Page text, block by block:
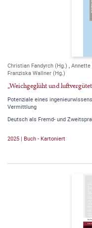
Christian Fandyrch (Hg.) , Annette
Franziska Wallner (Hg.)
„Weichgeglüht und
Potenziale eines
Vermittlung
Deutsch als Fremd- und
2025 | Buch - Kartoniert